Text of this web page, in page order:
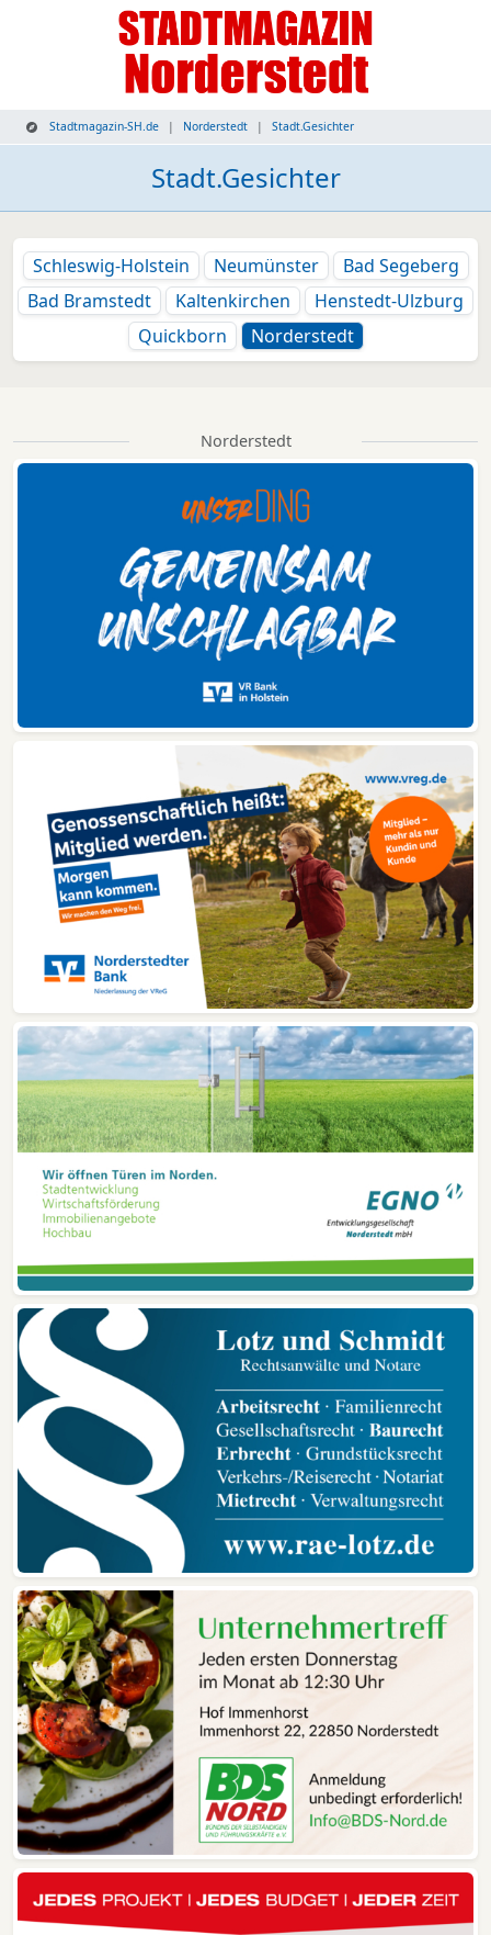
Stadtmagazin-SH.de Norderstedt Stadt.Gesichter
Stadt.Gesichter
Schleswig-Holstein Neumünster
Bad Segeberg
Bad Bramstedt
Kaltenkirchen
Henstedt-Ulzburg
Quickborn
Norderstedt
Norderstedt